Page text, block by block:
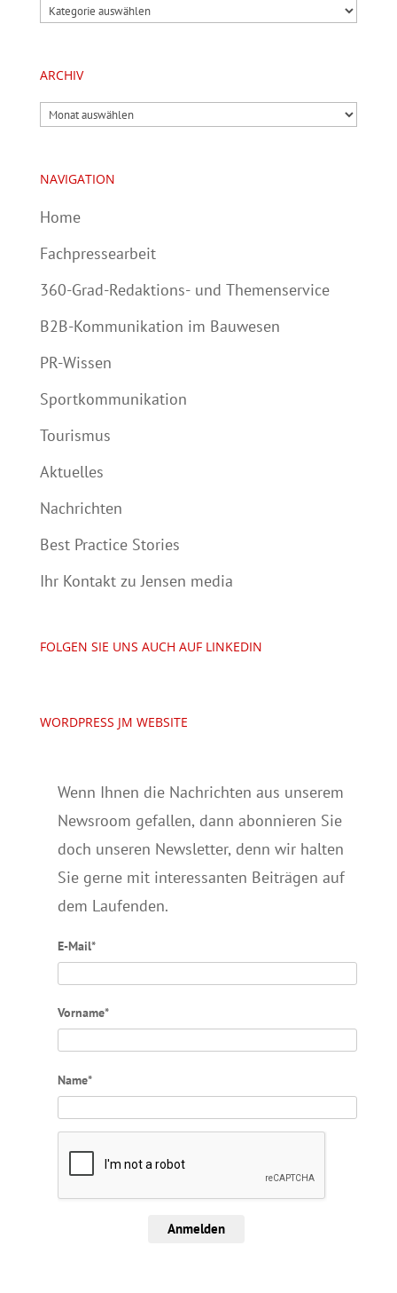
Kategorien
ARCHIV
Archiv
NAVIGATION
Home
Fachpressearbeit
360-Grad-Redaktions- und Themenservice
B2B-Kommunikation im Bauwesen
PR-Wissen
Sportkommunikation
Tourismus
Aktuelles
Nachrichten
Best Practice Stories
Ihr Kontakt zu Jensen media
FOLGEN SIE UNS AUCH AUF LINKEDIN
WORDPRESS JM WEBSITE
Wenn Ihnen die Nachrichten aus unserem
Newsroom gefallen, dann abonnieren Sie
doch unseren Newsletter, denn wir halten
Sie gerne mit interessanten Beiträgen auf
dem Laufenden.
E-Mail*
Vorname*
Name*
Anmelden